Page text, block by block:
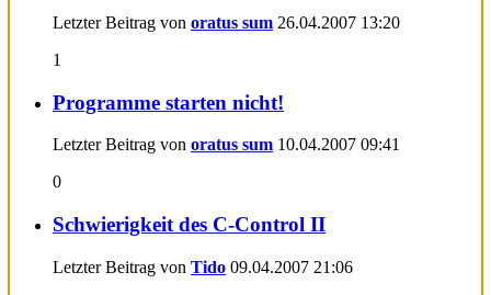
Letzter Beitrag von oratus sum 26.04.2007 13:20
1
Programme starten nicht!
Letzter Beitrag von oratus sum 10.04.2007 09:41
0
Schwierigkeit des C-Control II
Letzter Beitrag von Tido 09.04.2007 21:06